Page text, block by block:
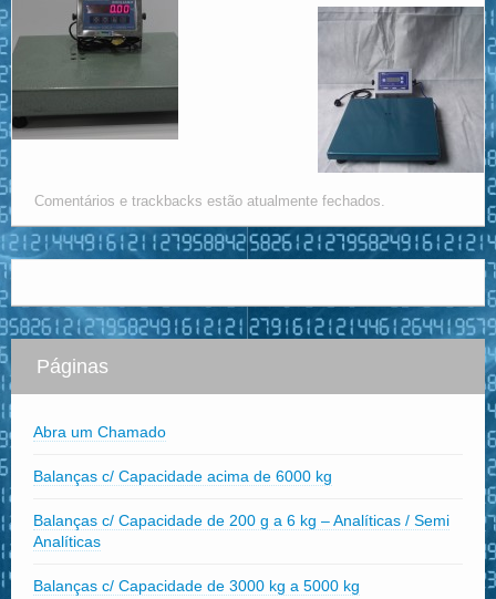
Comentários e trackbacks estão atualmente fechados.
Páginas
Abra um Chamado
Balanças c/ Capacidade acima de 6000 kg
Balanças c/ Capacidade de 200 g a 6 kg – Analíticas / Semi
Analíticas
Balanças c/ Capacidade de 3000 kg a 5000 kg